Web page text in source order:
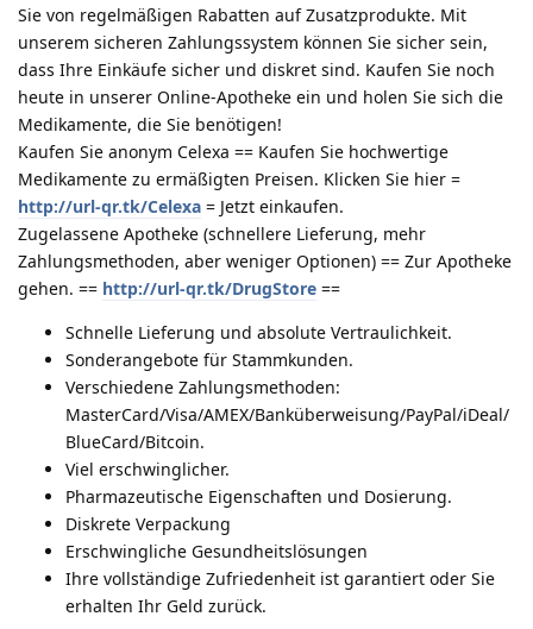
Sie von regelmäßigen Rabatten auf Zusatzprodukte. Mit
unserem sicheren Zahlungssystem können Sie sicher sein,
dass Ihre Einkäufe sicher und diskret sind. Kaufen Sie noch
heute in unserer Online-Apotheke ein und holen Sie sich die
Medikamente, die Sie benötigen!
Kaufen Sie anonym Celexa == Kaufen Sie hochwertige
Medikamente zu ermäßigten Preisen. Klicken Sie hier =
http://url-qr.tk/Celexa = Jetzt einkaufen.
Zugelassene Apotheke (schnellere Lieferung, mehr
Zahlungsmethoden, aber weniger Optionen) == Zur Apotheke
gehen. == http://url-qr.tk/DrugStore ==
Schnelle Lieferung und absolute Vertraulichkeit.
Sonderangebote für Stammkunden.
Verschiedene Zahlungsmethoden:
MasterCard/Visa/AMEX/Banküberweisung/PayPal/iDeal/
BlueCard/Bitcoin.
Viel erschwinglicher.
Pharmazeutische Eigenschaften und Dosierung.
Diskrete Verpackung
Erschwingliche Gesundheitslösungen
Ihre vollständige Zufriedenheit ist garantiert oder Sie
erhalten Ihr Geld zurück.